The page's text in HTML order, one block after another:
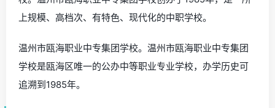
上规模、高档次、有特色、现代化的中职学校。
温州市瓯海职业中专集团学校。温州市瓯海职业中专集团
学校是瓯海区唯一的公办中等职业专业学校，办学历史可
追溯到1985年。